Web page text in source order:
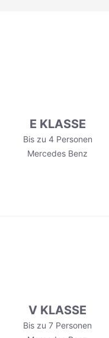
E KLASSE
Bis zu 4 Personen
Mercedes Benz
V KLASSE
Bis zu 7 Personen